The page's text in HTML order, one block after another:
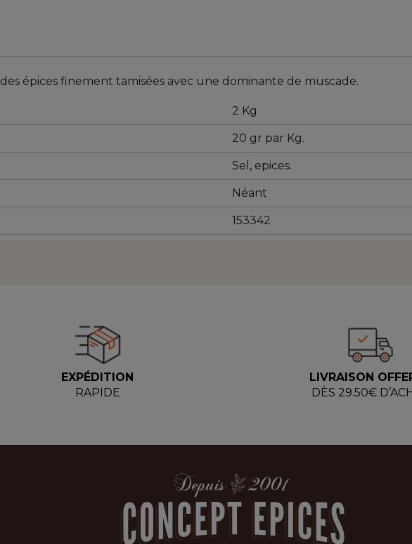
épices finement tamisées avec une dominante de muscade.
2 Kg
20 gr par Kg.
Sel, epices.
Néant
153342
EXPÉDITION
RAPIDE
LIVRAISON
DÈS 29.50€